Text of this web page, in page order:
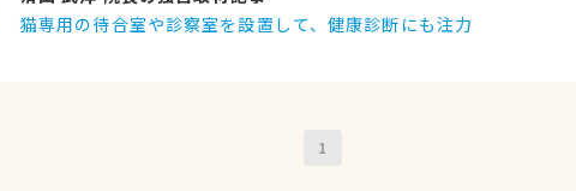
猫専用の待合室や診察室を設置して、健康診断にも注力
1